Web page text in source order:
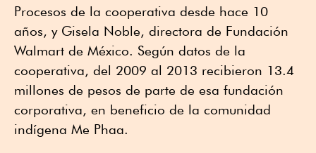
Procesos de la cooperativa desde hace 10
años, y Gisela Noble, directora de Fundación
Walmart de México. Según datos de la
cooperativa, del 2009 al 2013 recibieron 13.4
millones de pesos de parte de esa fundación
corporativa, en beneficio de la comunidad
indígena Me Phaa.